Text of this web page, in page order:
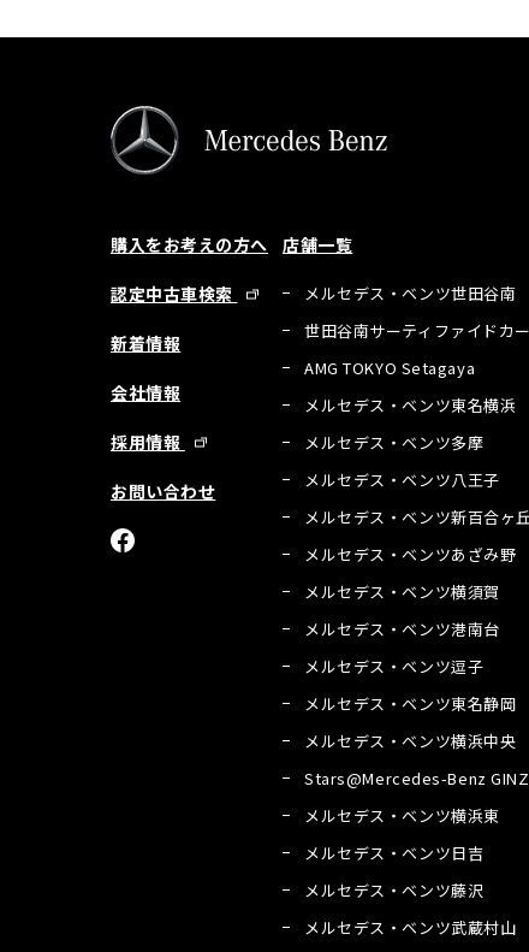
購入をお考えの方へ
認定中古車検索
新着情報
会社情報
採用情報
お問い合わせ
店舗一覧
メルセデス・ベンツ世田谷南
世田谷南サーティファイドカ
AMG TOKYO Setagaya
メルセデス・ベンツ東名横浜
メルセデス・ベンツ多摩
メルセデス・ベンツ八王子
メルセデス・ベンツ新百合ヶ
メルセデス・ベンツあざみ野
メルセデス・ベンツ横須賀
メルセデス・ベンツ港南台
メルセデス・ベンツ逗子
メルセデス・ベンツ東名静岡
メルセデス・ベンツ横浜中央
Stars@Mercedes-Benz
メルセデス・ベンツ横浜東
メルセデス・ベンツ日吉
メルセデス・ベンツ藤沢
メルセデス・ベンツ武蔵村山